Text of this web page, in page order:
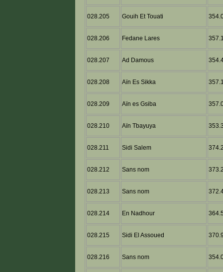
028.205 Gouih Et Touati
028.206 Fedane Lares
028.207 Ad Damous
028.208 Aïn Es Sikka
028.209 Aïn es Gsiba
028.210 Aïn Tbayuya
028.211 Sidi Salem
028.212 Sans nom
028.213 Sans nom
028.214 En Nadhour
028.215 Sidi El Assoued
028.216 Sans nom